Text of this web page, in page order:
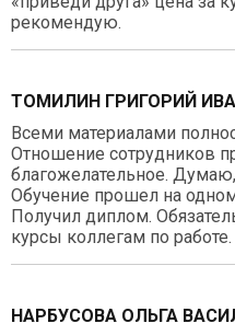
рекомендую.
ТОМИЛИН ГРИГОРИЙ
Всеми материалами
Отношение сотрудников
благожелательное.
Обучение прошел на
Получил диплом.
курсы коллегам по
НАРБУСОВА ОЛЬГА